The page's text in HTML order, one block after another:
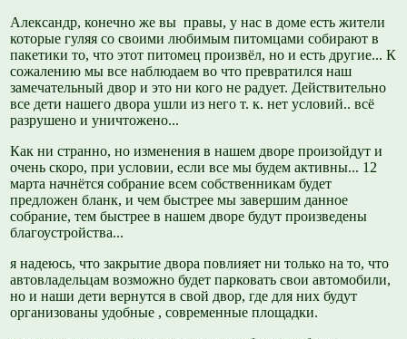
Александр, конечно же вы правы, у нас в доме есть жители
которые гуляя со своими любимым питомцами собирают в
пакетики то, что этот питомец произвёл, но и есть другие... К
сожалению мы все наблюдаем во что превратился наш
замечательный двор и это ни кого не радует. Действительно
все дети нашего двора ушли из него т. к. нет условий.. всё
разрушено и уничтожено...
Как ни странно, но изменения в нашем дворе произойдут и
очень скоро, при условии, если все мы будем активны... 12
марта начнётся собрание всем собственникам будет
предложен бланк, и чем быстрее мы завершим данное
собрание, тем быстрее в нашем дворе будут произведены
благоустройства...
я надеюсь, что закрытие двора повлияет ни только на то, что
автовладельцам возможно будет парковать свои автомобили,
но и наши дети вернутся в свой двор, где для них будут
организованы удобные , современные площадки.